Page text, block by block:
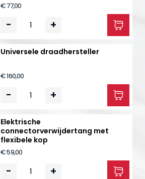
€ 77,00
- +
Universele draadhersteller
€ 160,00
- +
Elektrische
connectorverwijdertang met
flexibele kop
€ 59,00
- +